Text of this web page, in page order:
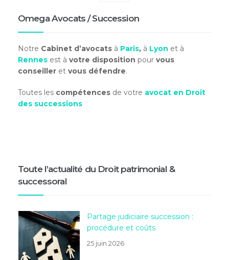
Omega Avocats / Succession
Notre Cabinet d’avocats à Paris, à Lyon et à
Rennes est à votre disposition pour vous
conseiller et vous défendre.
Toutes les compétences de votre avocat en Droit
des successions
Toute l’actualité du Droit patrimonial &
successoral
Partage judiciaire succession :
procédure et coûts
25 juin 2026